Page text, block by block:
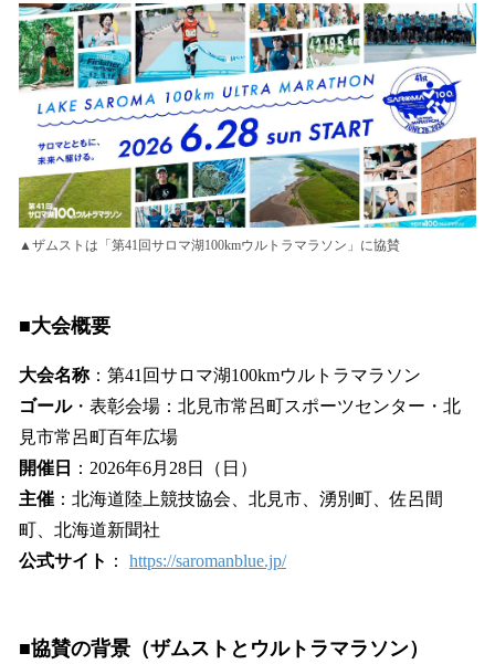
▲ザムストは「第41回サロマ湖100kmウルトラマラソン」に協賛
■大会概要
大会名称：第41回サロマ湖100kmウルトラマラソン
ゴール・表彰会場：北見市常呂町スポーツセンター・北
見市常呂町百年広場
開催日
：2026年6月28日（日）
主催 ：北海道陸上競技協会、北見市、湧別町、佐呂間
町、北海道新聞社
公式サイト ： https://saromanblue.jp/
■協賛の背景（ザムストとウルトラマラソン）